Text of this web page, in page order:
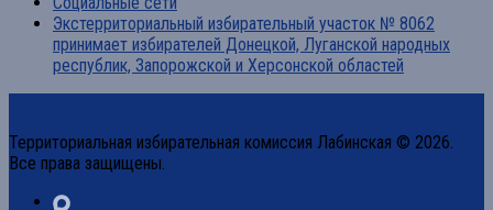
Экстерриториальный избирательный участок № 8062
принимает избирателей Донецкой, Луганской народных
республик, Запорожской и Херсонской областей
Территориальная избирательная комиссия Лабинская © 2026.
Все права защищены.